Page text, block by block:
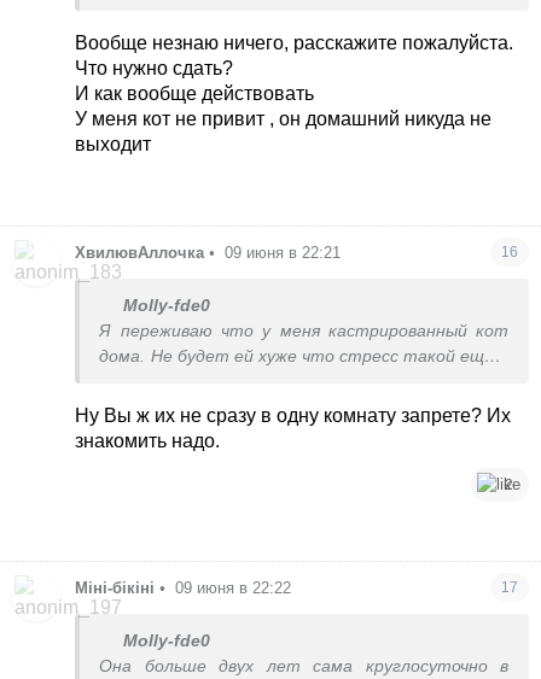
обследуйте полностью.
И Ваш кот обязательно должен быть
вакцинирован. И она тоже. И она должна еще
отсидеть карантин после вакцинации.
Вообще незнаю ничего, расскажите пожалуйста.
Что нужно сдать?
И как вообще действовать
У меня кот не привит , он домашний никуда не
выходит
ХвилювАллочка • 09 июня в 22:21 16
Molly-fde0
Я переживаю что у меня кастрированный кот
дома. Не будет ей хуже что стресс такой еще и
Ну Вы ж их не сразу в одну комнату запрете? Их
знакомить надо.
2
Міні-бікіні • 09 июня в 22:22 17
Molly-fde0
Она больше двух лет сама круглосуточно в